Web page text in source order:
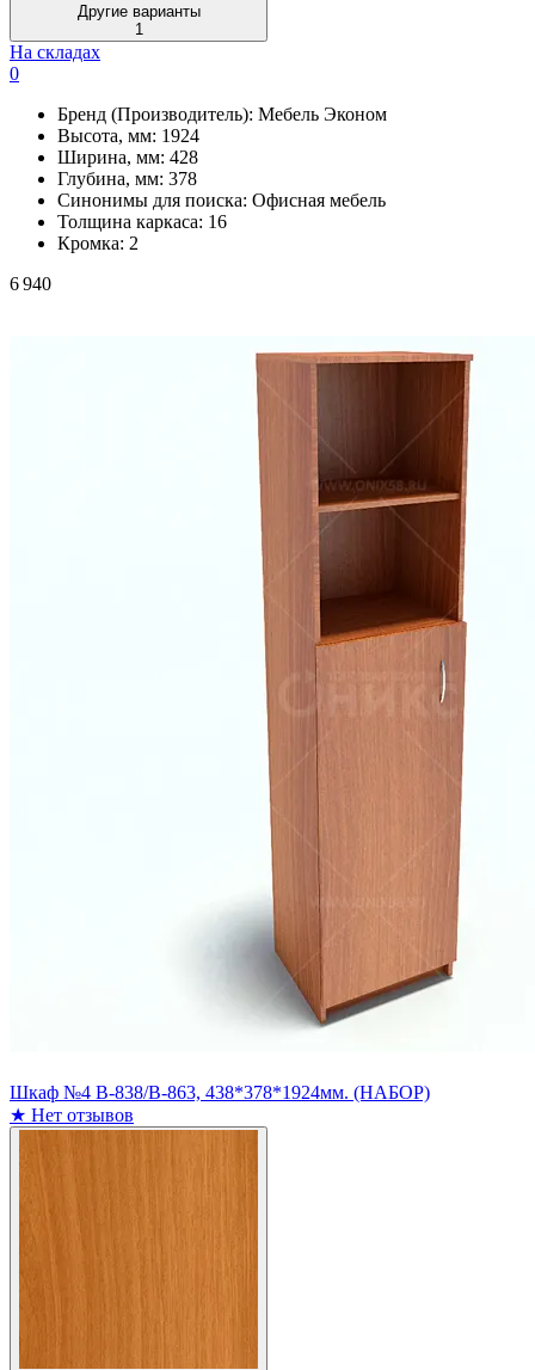
Другие варианты
1
На складах
0
Бренд (Производитель): Мебель Эконом
Высота, мм: 1924
Ширина, мм: 428
Глубина, мм: 378
Синонимы для поиска: Офисная мебель
Толщина каркаса: 16
Кромка: 2
6 940
Шкаф №4 В-838/В-863, 438*378*1924мм. (НАБОР)
★ Нет отзывов